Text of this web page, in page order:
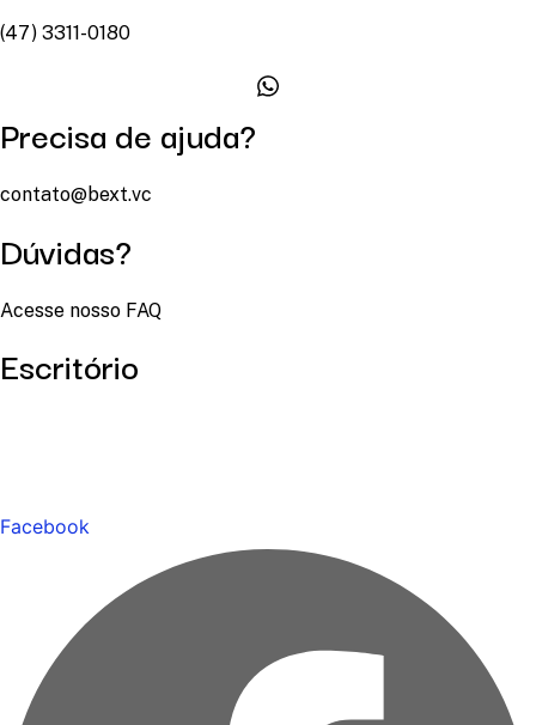
(47) 3311-0180
Precisa de ajuda?
contato@bext.vc
Dúvidas?
Acesse nosso FAQ
Escritório
Facebook